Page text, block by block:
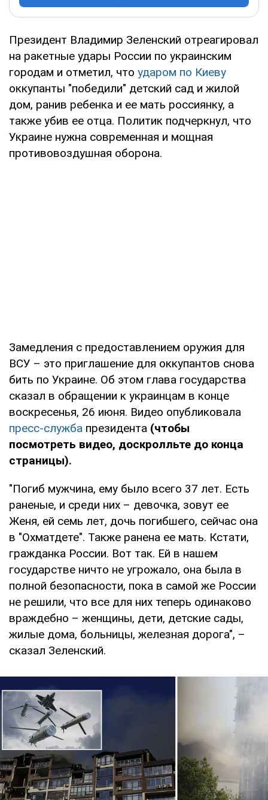
Президент Владимир Зеленский отреагировал
на ракетные удары России по украинским
городам и отметил, что ударом по Киеву
оккупанты "победили" детский сад и жилой
дом, ранив ребенка и ее мать россиянку, а
также убив ее отца. Политик подчеркнул, что
Украине нужна современная и мощная
противовоздушная оборона.
Замедления с предоставлением оружия для
ВСУ – это приглашение для оккупантов снова
бить по Украине. Об этом глава государства
сказал в обращении к украинцам в конце
воскресенья, 26 июня. Видео опубликовала
пресс-служба президента (чтобы
посмотреть видео, доскролльте до конца
страницы).
"Погиб мужчина, ему было всего 37 лет. Есть
раненые, и среди них – девочка, зовут ее
Женя, ей семь лет, дочь погибшего, сейчас она
в "Охматдете". Также ранена ее мать. Кстати,
гражданка России. Вот так. Ей в нашем
государстве ничто не угрожало, она была в
полной безопасности, пока в самой же России
не решили, что все для них теперь одинаково
враждебно – женщины, дети, детские сады,
жилые дома, больницы, железная дорога", –
сказал Зеленский.